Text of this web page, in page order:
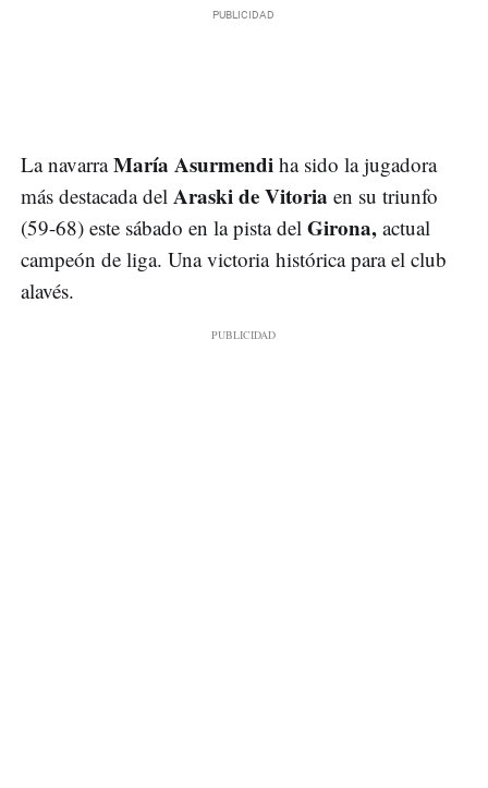
La navarraMaría Asurmendi ha sido la jugadora
más destacada del Araski de Vitoria en su triunfo
(59-68) este sábado en la pista del Girona, actual
campeón de liga. Una victoria histórica para el club
alavés.